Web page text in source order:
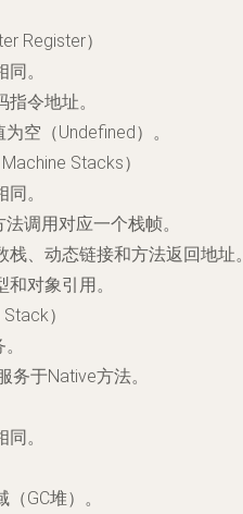
Register）
。
令地址。
空（Undefined）。
Stacks）
。
调用对应一个栈帧。
栈、动态链接和方法返回地址
对象引用。
）
于Native方法。
。
GC堆）。